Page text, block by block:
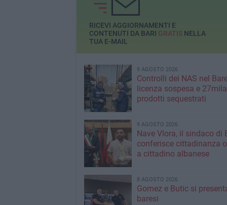
RICEVI AGGIORNAMENTI E
CONTENUTI DA BARI GRATISNELLA
TUA E-MAIL
9 AGOSTO 2026
Controlli dei NAS nel
licenza sospesa e 27mila
prodotti sequestrati
9 AGOSTO 2026
Nave Vlora, il sindaco di
conferisce cittadinanza
a cittadino albanese
8 AGOSTO 2026
Gomez e Butic si
baresi